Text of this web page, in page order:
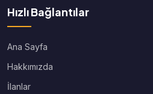
Hızlı Bağlantılar
Ana Sayfa
Hakkımızda
İlanlar